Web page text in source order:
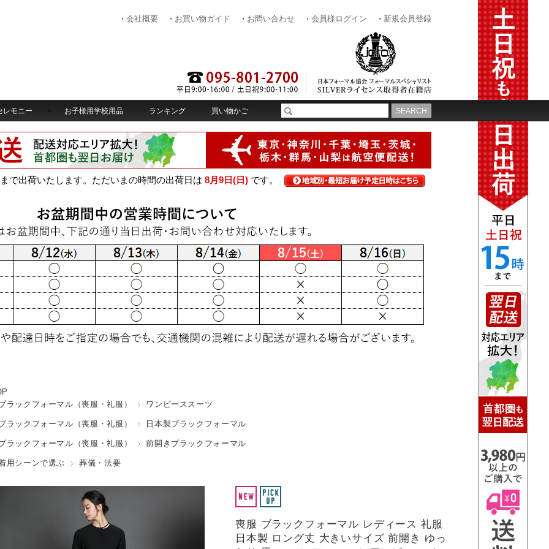
ラックフォーマル（喪服・礼服）
ワンピーススーツ
ラックフォーマル（喪服・礼服） 日本製ブラックフォーマル
ラックフォーマル（喪服・礼服） 前開きブラックフォーマル
用シーンで選ぶ 葬儀・法要
喪服 ブラックフォーマル レディース 礼服
日本製 ロング丈 大きいサイズ 前開き ゆっ